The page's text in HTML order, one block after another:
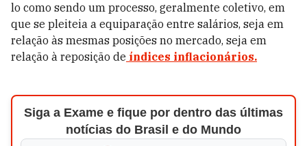
lo como sendo um processo, geralmente coletivo, em
que se pleiteia a equiparação entre salários, seja em
relação às mesmas posições no mercado, seja em
relação à reposição de índices inflacionários.
Siga a Exame e fique por dentro das últimas
notícias do Brasil e do Mundo